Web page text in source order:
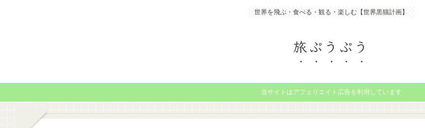
世界を飛ぶ・食べる・観る・楽しむ【世界黒猫計画】
旅ぷうぷう
当サイトはアフェリエイト広告を利用しています